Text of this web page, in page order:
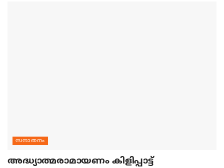
സനാതനം
അദ്ധ്യാത്മരാമായണം കിളിപ്പാട്ട്